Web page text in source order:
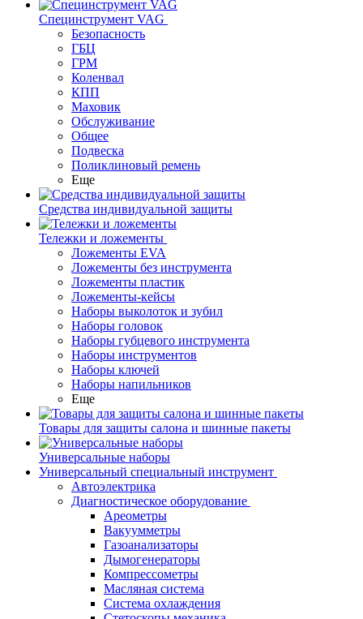
Специнструмент VAG
Безопасность
ГБЦ
ГРМ
Коленвал
КПП
Маховик
Обслуживание
Общее
Подвеска
Поликлиновый ремень
Еще
Средства индивидуальной защиты
Тележки и ложементы
Ложементы EVA
Ложементы без инструмента
Ложементы пластик
Ложементы-кейсы
Наборы выколоток и зубил
Наборы головок
Наборы губцевого инструмента
Наборы инструментов
Наборы ключей
Наборы напильников
Еще
Товары для защиты салона и шинные пакеты
Универсальные наборы
Универсальный специальный инструмент
Автоэлектрика
Диагностическое оборудование
Ареометры
Вакуумметры
Газоанализаторы
Дымогенераторы
Компрессометры
Масляная система
Система охлаждения